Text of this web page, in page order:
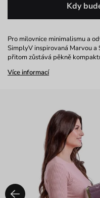
Kdy
Pro milovnice minimalismu a
SimplyV inspirovaná Marvou a
přitom zůstává pěkně
Více informací